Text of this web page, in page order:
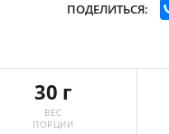
ПОДЕЛИТЬСЯ:
30 г
ВЕС
ПОРЦИИ